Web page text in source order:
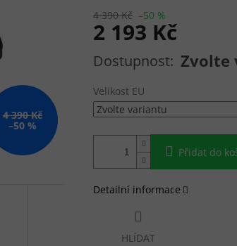
4 390 Kč
–50 %
4 390 Kč –50 %
2 193 Kč
Měrná cena: Zvolte
Velikost EU
Přidat do
Detailní informace
HLÍDAT